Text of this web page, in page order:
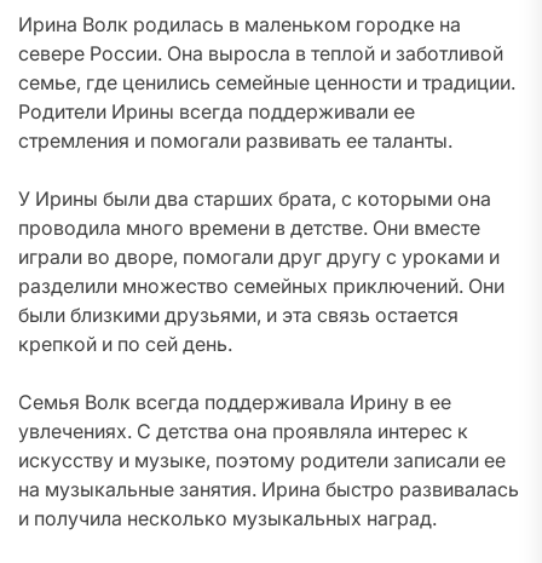
Ирина Волк родилась в маленьком городке на
севере России. Она выросла в теплой и заботливой
семье, где ценились семейные ценности и традиции.
Родители Ирины всегда поддерживали ее
стремления и помогали развивать ее таланты.
У Ирины были два старших брата, с которыми она
проводила много времени в детстве. Они вместе
играли во дворе, помогали друг другу с уроками и
разделили множество семейных приключений. Они
были близкими друзьями, и эта связь остается
крепкой и по сей день.
Семья Волк всегда поддерживала Ирину в ее
увлечениях. С детства она проявляла интерес к
искусству и музыке, поэтому родители записали ее
на музыкальные занятия. Ирина быстро развивалась
и получила несколько музыкальных наград.